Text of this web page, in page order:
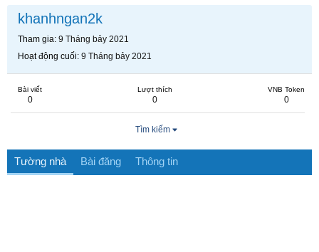
khanhngan2k
Tham gia 9 Tháng bảy 2021
Hoạt động cuối 9 Tháng bảy 2021
Bài viết
0
Lượt thích
0
VNB Token
0
Tìm kiếm
Tường nhà Bài đăng Thông tin